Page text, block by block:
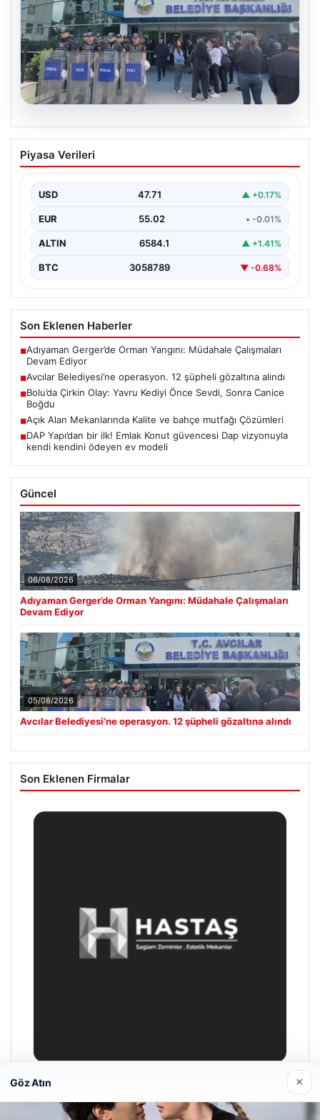
05.08.2026
Avcılar Belediyesi’ne operasyon. 12
şüpheli gözaltına alındı
Piyasa Verileri
USD 47.71 ▲ +0.17%
EUR 55.02 • -0.01%
ALTIN 6584.1 ▲ +1.41%
BTC 3058789 ▼ -0.68%
Son Eklenen Haberler
■Adıyaman Gerger’de Orman Yangını: Müdahale Çalışmaları
Devam Ediyor
■Avcılar Belediyesi’ne operasyon. 12 şüpheli gözaltına alındı
■Bolu’da Çirkin Olay: Yavru Kediyi Önce Sevdi, Sonra Canice
Boğdu
■Açık Alan Mekanlarında Kalite ve bahçe mutfağı Çözümleri
■DAP Yapı’dan bir ilk! Emlak Konut güvencesi Dap vizyonuyla
kendi kendini ödeyen ev modeli
Güncel
06/08/2026
Adıyaman Gerger’de Orman Yangını: Müdahale Çalışmaları
Devam Ediyor
05/08/2026
Avcılar Belediyesi’ne operasyon. 12 şüpheli gözaltına alındı
Son Eklenen Firmalar
28/04/2026
Göz Atın ×